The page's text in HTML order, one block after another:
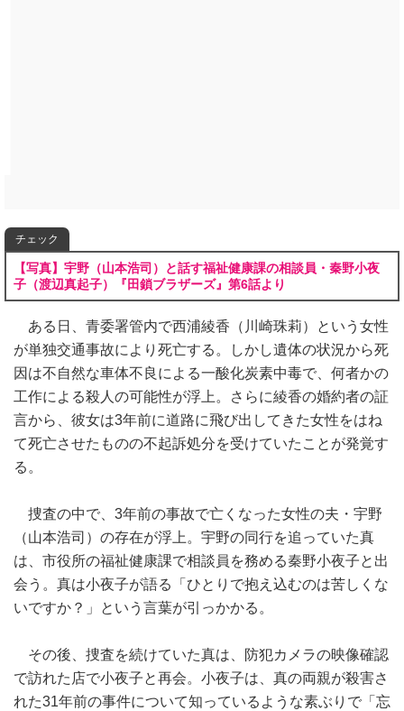
チェック
【写真】宇野（山本浩司）と話す福祉健康課の相談員・秦野小夜
子（渡辺真起子）『田鎖ブラザーズ』第6話より
ある日、青委署管内で西浦綾香（川崎珠莉）という女性
が単独交通事故により死亡する。しかし遺体の状況から死
因は不自然な車体不良による一酸化炭素中毒で、何者かの
工作による殺人の可能性が浮上。さらに綾香の婚約者の証
言から、彼女は3年前に道路に飛び出してきた女性をはね
て死亡させたものの不起訴処分を受けていたことが発覚す
る。
捜査の中で、3年前の事故で亡くなった女性の夫・宇野
（山本浩司）の存在が浮上。宇野の同行を追っていた真
は、市役所の福祉健康課で相談員を務める秦野小夜子と出
会う。真は小夜子が語る「ひとりで抱え込むのは苦しくな
いですか？」という言葉が引っかかる。
その後、捜査を続けていた真は、防犯カメラの映像確認
で訪れた店で小夜子と再会。小夜子は、真の両親が殺害さ
れた31年前の事件について知っているような素ぶりで「忘